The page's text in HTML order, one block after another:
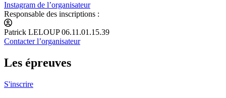
Instagram de l’organisateur
Responsable des inscriptions :
Patrick LELOUP 06.11.01.15.39
Contacter l’organisateur
Les épreuves
S'inscrire